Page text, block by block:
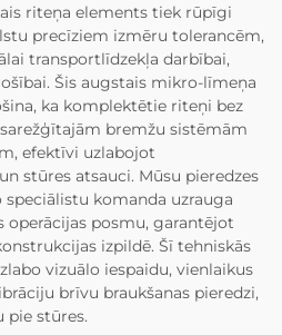
riteņa elements tiek rūpīgi
precīziem izmēru tolerancēm,
transportlīdzekļa darbībai,
Šis augstais mikro-līmeņa
ka komplektētie riteņi bez
bremžu sistēmām
efektīvi uzlabojot
stūres atsauci. Mūsu pieredzes
komanda uzrauga
operācijas posmu, garantējot
izpildē. Šī tehniskās
vizuālo iespaidu, vienlaikus
brīvu braukšanas pieredzi,
pie stūres.